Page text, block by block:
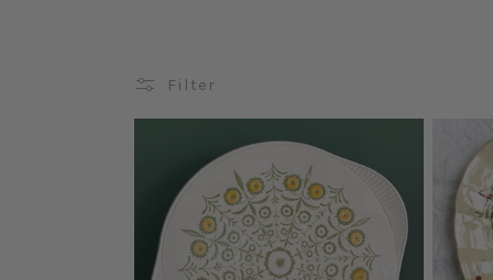
e
c
Filter